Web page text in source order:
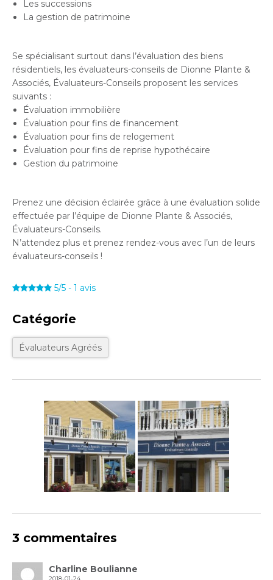
Les successions
La gestion de patrimoine
Se spécialisant surtout dans l’évaluation des biens
résidentiels, les évaluateurs-conseils de Dionne Plante &
Associés, Évaluateurs-Conseils proposent les services
suivants :
Évaluation immobilière
Évaluation pour fins de financement
Évaluation pour fins de relogement
Évaluation pour fins de reprise hypothécaire
Gestion du patrimoine
Prenez une décision éclairée grâce à une évaluation solide
effectuée par l’équipe de Dionne Plante & Associés,
Évaluateurs-Conseils.
N’attendez plus et prenez rendez-vous avec l’un de leurs
évaluateurs-conseils !
5/5 - 1 avis
Catégorie
Évaluateurs Agréés
3 commentaires
Charline Boulianne
2018-01-24